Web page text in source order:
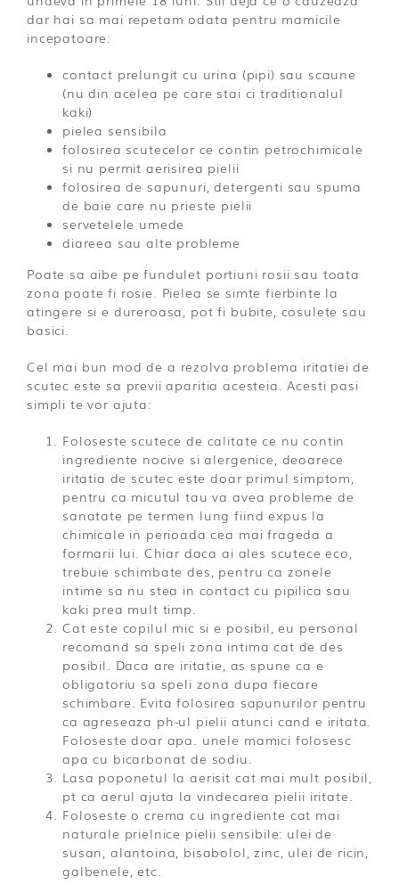
dar hai sa mai repetam odata pentru mamicile
incepatoare:
contact prelungit cu urina (pipi) sau scaune
(nu din acelea pe care stai ci traditionalul
kaki)
pielea sensibila
folosirea scutecelor ce contin petrochimicale
si nu permit aerisirea pielii
folosirea de sapunuri, detergenti sau spuma
de baie care nu prieste pielii
servetelele umede
diareea sau alte probleme
Poate sa aibe pe fundulet portiuni rosii sau toata
zona poate fi rosie. Pielea se simte fierbinte la
atingere si e dureroasa, pot fi bubite, cosulete sau
basici.
Cel mai bun mod de a rezolva problema iritatiei de
scutec este sa previi aparitia acesteia. Acesti pasi
simpli te vor ajuta:
Foloseste scutece de calitate ce nu contin
ingrediente nocive si alergenice, deoarece
iritatia de scutec este doar primul simptom,
pentru ca micutul tau va avea probleme de
sanatate pe termen lung fiind expus la
chimicale in perioada cea mai frageda a
formarii lui. Chiar daca ai ales scutece eco,
trebuie schimbate des, pentru ca zonele
intime sa nu stea in contact cu pipilica sau
kaki prea mult timp.
Cat este copilul mic si e posibil, eu personal
recomand sa speli zona intima cat de des
posibil. Daca are iritatie, as spune ca e
obligatoriu sa speli zona dupa fiecare
schimbare. Evita folosirea sapunurilor pentru
ca agreseaza ph-ul pielii atunci cand e iritata.
Foloseste doar apa. unele mamici folosesc
apa cu bicarbonat de sodiu.
Lasa poponetul la aerisit cat mai mult posibil,
pt ca aerul ajuta la vindecarea pielii iritate.
Foloseste o crema cu ingrediente cat mai
naturale prielnice pielii sensibile: ulei de
susan, alantoina, bisabolol, zinc, ulei de ricin,
galbenele, etc.